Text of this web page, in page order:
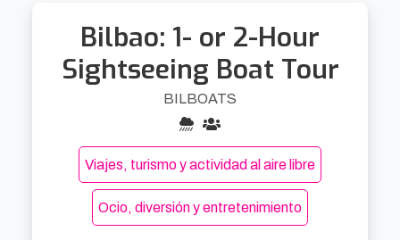
Bilbao: 1- or 2-Hour
Sightseeing Boat Tour
BILBOATS
Viajes, turismo y actividad al aire libre
Ocio, diversión y entretenimiento